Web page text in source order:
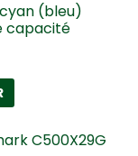
(bleu)
capacité
C500X29G